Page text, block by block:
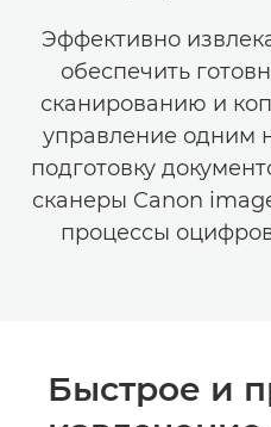
Эффективно
обеспечить
сканированию и
управление одним
подготовку
сканеры Canon
процессы
Быстрое и